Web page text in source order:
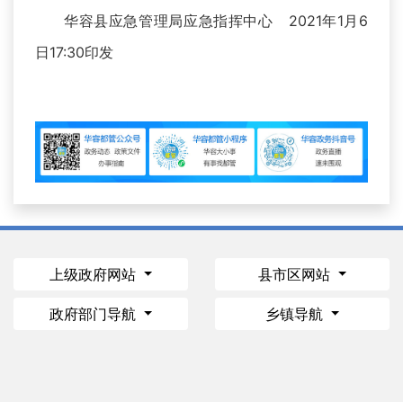
华容县应急管理局应急指挥中心 2021年1月6
日17:30印发
上级政府网站 县市区网站
政府部门导航 乡镇导航